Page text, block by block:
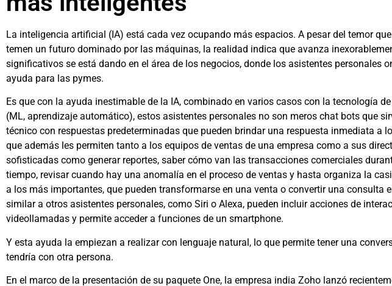
La inteligencia artificial (IA) está cada vez ocupando más espacios. A pesar del temor
temen un futuro dominado por las máquinas, la realidad indica que avanza
significativos se está dando en el área de los negocios, donde los asistentes personales
ayuda para las pymes.
Es que con la ayuda inestimable de la IA, combinado en varios casos con la tecnología
(ML, aprendizaje automático), estos asistentes personales no son meros chat bots que
técnico con respuestas predeterminadas que pueden brindar una respuesta inmediata a
que además les permiten tanto a los equipos de ventas de una empresa como a sus
sofisticadas como generar reportes, saber cómo van las transacciones comerciales
tiempo, revisar cuando hay una anomalía en el proceso de ventas y hasta organiza la
a los más importantes, que pueden transformarse en una venta o convertir una consulta
similar a otros asistentes personales, como Siri o Alexa, pueden incluir acciones de
videollamadas y permite acceder a funciones de un smartphone.
Y esta ayuda la empiezan a realizar con lenguaje natural, lo que permite tener una
tendría con otra persona.
En el marco de la presentación de su paquete One, la empresa india Zoho lanzó